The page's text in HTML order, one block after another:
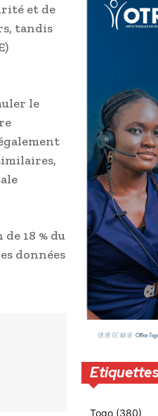
et de
tandis
le
18 % du
données
Etiquettes
Togo (380)